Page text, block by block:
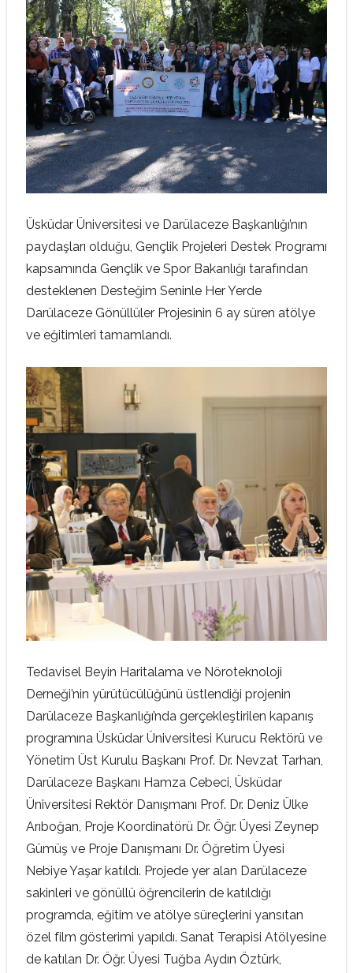
Üsküdar Üniversitesi ve Darülaceze Başkanlığı’nın
paydaşları olduğu, Gençlik Projeleri Destek Programı
kapsamında Gençlik ve Spor Bakanlığı tarafından
desteklenen Desteğim Seninle Her Yerde
Darülaceze Gönüllüler Projesinin 6 ay süren atölye
ve eğitimleri tamamlandı.
Tedavisel Beyin Haritalama ve Nöroteknoloji
Derneği’nin yürütücülüğünü üstlendiği projenin
Darülaceze Başkanlığı’nda gerçekleştirilen kapanış
programına Üsküdar Üniversitesi Kurucu Rektörü ve
Yönetim Üst Kurulu Başkanı Prof. Dr. Nevzat Tarhan,
Darülaceze Başkanı Hamza Cebeci, Üsküdar
Üniversitesi Rektör Danışmanı Prof. Dr. Deniz Ülke
Arıboğan, Proje Koordinatörü Dr. Öğr. Üyesi Zeynep
Gümüş ve Proje Danışmanı Dr. Öğretim Üyesi
Nebiye Yaşar katıldı. Projede yer alan Darülaceze
sakinleri ve gönüllü öğrencilerin de katıldığı
programda, eğitim ve atölye süreçlerini yansıtan
özel film gösterimi yapıldı. Sanat Terapisi Atölyesine
de katılan Dr. Öğr. Üyesi Tuğba Aydın Öztürk,